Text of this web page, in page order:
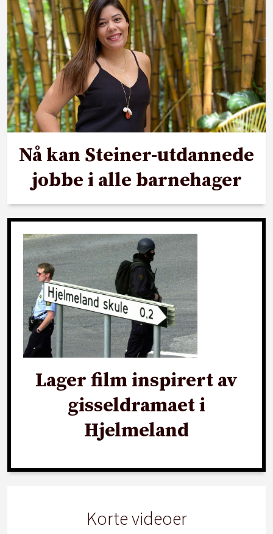
Nå kan Steiner-utdannede
jobbe i alle barnehager
Lager film inspirert av
gisseldramaet i
Hjelmeland
Korte videoer